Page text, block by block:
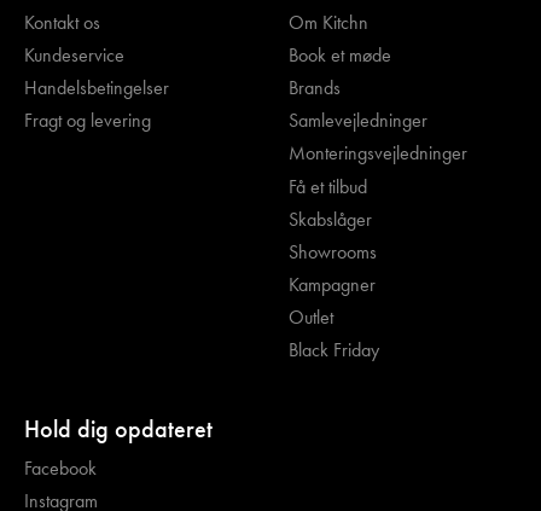
Kontakt os
Kundeservice
Handelsbetingelser
Fragt og levering
Om Kitchn
Book et møde
Brands
Samlevejledninger
Monteringsvejledninger
Få et tilbud
Skabslåger
Showrooms
Kampagner
Outlet
Black Friday
Hold dig opdateret
Facebook
Instagram